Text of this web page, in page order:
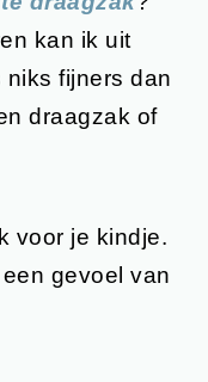
kan ik uit
fijners dan
draagzak of
voor je kindje.
gevoel van